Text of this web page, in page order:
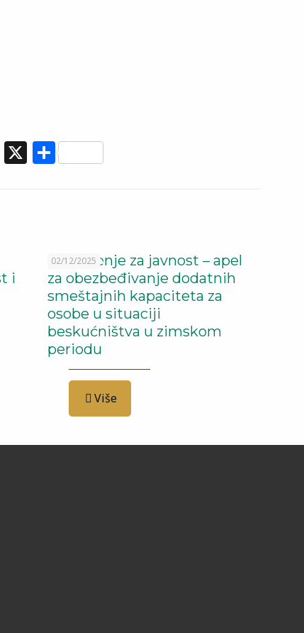
X Share
i
02/12/2025
Saopštenje za javnost – apel
za obezbeđivanje dodatnih
smeštajnih kapaciteta za
osobe u situaciji
beskućništva u zimskom
periodu
Više